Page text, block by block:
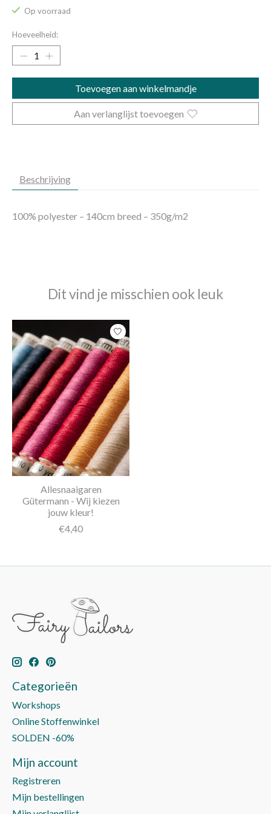
Op voorraad
Hoeveelheid:
Toevoegen aan winkelmandje
Aan verlanglijst toevoegen
Beschrijving
100% polyester – 140cm breed – 350g/m2
Dit vind je misschien ook leuk
Items van productcarrousel
Allesnaaigaren
Gütermann - Wij kiezen
jouw kleur!
€4,40
Categorieën
Workshops
Online Stoffenwinkel
SOLDEN -60%
Mijn account
Registreren
Mijn bestellingen